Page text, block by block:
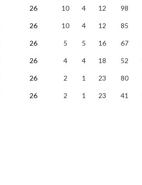
26 10 4 12 98
26 10 4 12 85
26 5 5 16 67
26 4 4 18 52
26 2 1 23 80
26 2 1 23 41